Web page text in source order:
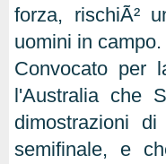
forza, rischiÃ²
uomini in campo.
Convocato per
l'Australia che
dimostrazioni
semifinale, e